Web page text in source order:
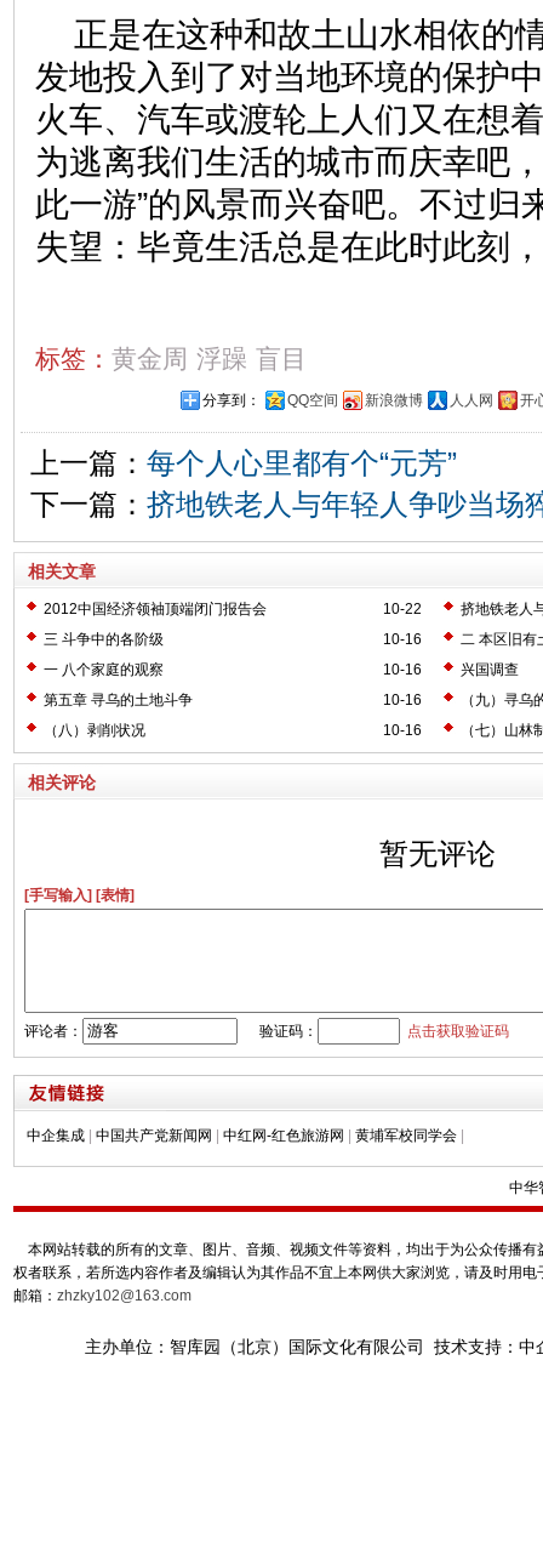
正是在这种和故土山水相依的
发地投入到了对当地环境的保护
火车、汽车或渡轮上人们又在想
为逃离我们生活的城市而庆幸吧
此一游”的风景而兴奋吧。不过归
失望：毕竟生活总是在此时此刻
标签： 黄金周 浮躁 盲目
分享到： QQ空间 新浪微博 人人网 开
上一篇： 每个人心里都有个“元芳”
下一篇： 挤地铁老人与年轻人争吵当场
相关文章
10-22
2012中国经济领袖顶端闭门报告会
挤地铁老人
10-16
三 斗争中的各阶级
二 本区旧有
10-16
一 八个家庭的观察
兴国调查
10-16
第五章 寻乌的土地斗争
（九）寻乌
10-16
（八）剥削状况 （七）山林
相关评论
暂无评论
[手写输入] [表情]
评论者： 验证码： 点击获取验证码
中企集成 | 中国共产党新闻网 | 中红网-红色旅游网 | 黄埔军校同学会 |
中华
本网站转载的所有的文章、图片、音频、视频文件等资料，均出于为公众传播
权者联系，若所选内容作者及编辑认为其作品不宜上本网供大家浏览，请及时用
邮箱： zhzky102@163.com
主办单位：智库园（北京）国际文化有限公司 技术支持：